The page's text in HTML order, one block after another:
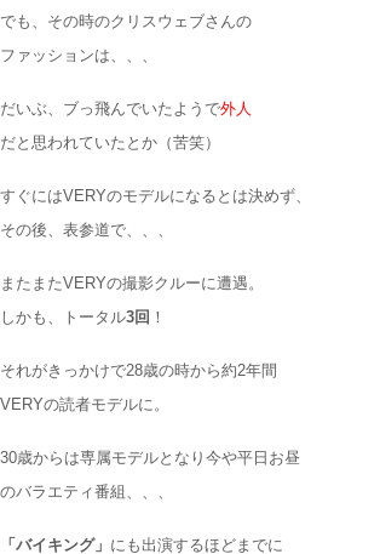
でも、その時のクリスウェブさんの
ファッションは、、、
だいぶ、ブっ飛んでいたようで外人
だと思われていたとか（苦笑）
すぐにはVERYのモデルになるとは決めず、
その後、表参道で、、、
またまたVERYの撮影クルーに遭遇。
しかも、トータル3回 ！
それがきっかけで28歳の時から約2年間
VERYの読者モデルに。
30歳からは専属モデルとなり今や平日お昼
のバラエティ番組、、、
「バイキング」 にも出演するほどまでに